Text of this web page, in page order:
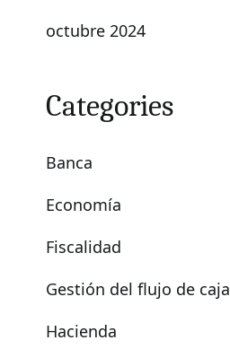
octubre 2024
Categories
Banca
Economía
Fiscalidad
Gestión del flujo de caja
Hacienda